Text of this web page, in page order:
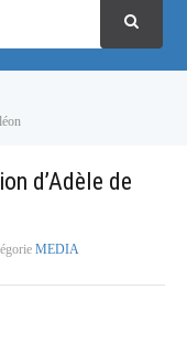
d’Adèle de
MEDIA